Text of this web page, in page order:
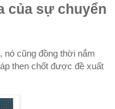
của sự chuyển
nó cũng đồng thời nắm
then chốt được đề xuất